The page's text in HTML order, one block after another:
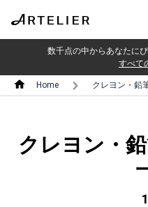
数千点の中からあなたに
すべて
Home クレヨン・鉛
クレヨン・